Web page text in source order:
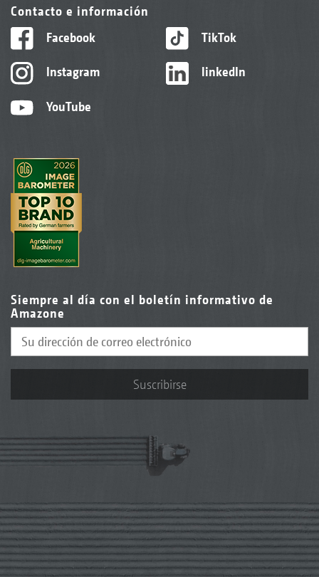
Contacto e información
Facebook
Instagram
YouTube
TikTok
linkedIn
Siempre al día con el boletín informativo de
Amazone
Suscribirse